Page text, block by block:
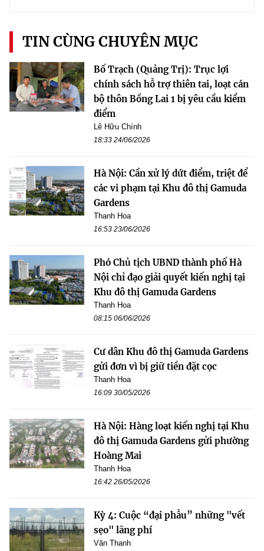
TIN CÙNG CHUYÊN MỤC
Bố Trạch (Quảng Trị): Trục lợi
chính sách hỗ trợ thiên tai, loạt cán
bộ thôn Bồng Lai 1 bị yêu cầu kiểm
điểm
Lê Hữu Chính
18:33 24/06/2026
Hà Nội: Cần xử lý dứt điểm, triệt để
các vi phạm tại Khu đô thị Gamuda
Gardens
Thanh Hoa
16:53 23/06/2026
Phó Chủ tịch UBND thành phố Hà
Nội chỉ đạo giải quyết kiến nghị tại
Khu đô thị Gamuda Gardens
Thanh Hoa
08:15 06/06/2026
Cư dân Khu đô thị Gamuda Gardens
gửi đơn vì bị giữ tiền đặt cọc
Thanh Hoa
16:09 30/05/2026
Hà Nội: Hàng loạt kiến nghị tại Khu
đô thị Gamuda Gardens gửi phường
Hoàng Mai
Thanh Hoa
16:42 26/05/2026
Kỳ 4: Cuộc “đại phẫu” những "vết
sẹo" lãng phí
Văn Thanh